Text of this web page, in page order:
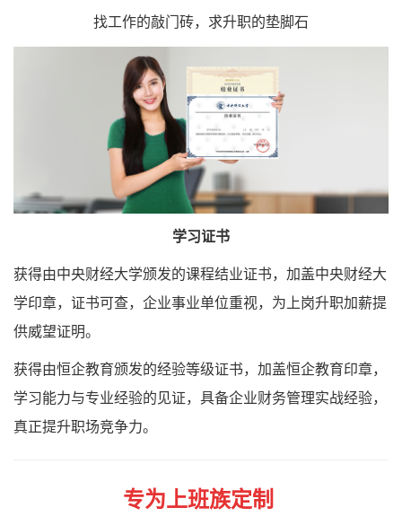
找工作的敲门砖，求升职的垫脚石
学习证书
获得由中央财经大学颁发的课程结业证书，加盖中央财经大
学印章，证书可查，企业事业单位重视，为上岗升职加薪提
供威望证明。
获得由恒企教育颁发的经验等级证书，加盖恒企教育印章，
学习能力与专业经验的见证，具备企业财务管理实战经验，
真正提升职场竞争力。
专为上班族定制